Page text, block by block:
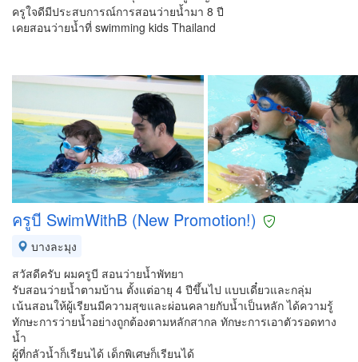
ครูใจดีมีประสบการณ์การสอนว่ายน้ำมา 8 ปี
เคยสอนว่ายน้ำที่ swimming kids Thailand
ครูบี SwimWithB (New Promotion!)
บางละมุง
สวัสดีครับ ผมครูบี สอนว่ายน้ำพัทยา
รับสอนว่ายน้ำตามบ้าน ตั้งแต่อายุ 4 ปีขึ้นไป แบบเดี๋ยวและกลุ่ม
เน้นสอนให้ผู้เรียนมีความสุขและผ่อนคลายกับน้ำเป็นหลัก ได้ความรู้
ทักษะการว่ายน้ำอย่างถูกต้องตามหลักสากล ทักษะการเอาตัวรอดทาง
น้ำ
ผู้ที่กลัวน้ำก็เรียนได้ เด็กพิเศษก็เรียนได้